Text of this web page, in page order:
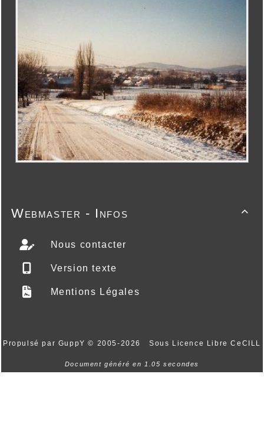

Webmaster - Infos
Nous contacter
Version texte
Mentions Légales
Propulsé par GuppY© 2005-2026 Sous Licence Libre CeCILL
Document généré en 1.05 secondes